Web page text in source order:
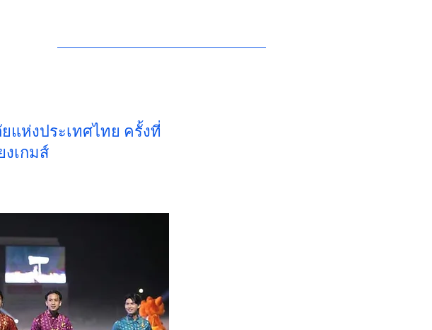
ห่งประเทศไทย ครั้งที่
เกมส์